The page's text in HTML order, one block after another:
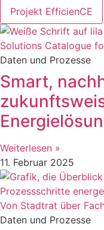
Projekt EfficienCE
Daten und Prozesse
Smart,
Weiterlesen »
11. Februar 2025
Daten und Prozesse